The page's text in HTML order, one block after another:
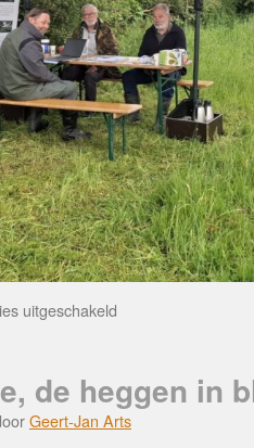
uitgeschakeld
de heggen in
Geert-Jan Arts